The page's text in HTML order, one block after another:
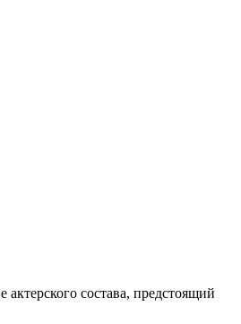
состава, предстоящий